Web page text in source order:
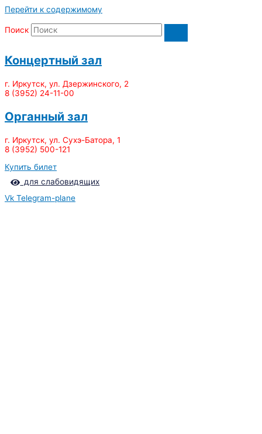
Перейти к содержимому
Поиск
Концертный зал
г. Иркутск, ул. Дзержинского, 2
8 (3952) 24-11-00
Органный зал
г. Иркутск, ул. Сухэ-Батора, 1
8 (3952) 500-121
Купить билет
для слабовидящих
Vk Telegram-plane